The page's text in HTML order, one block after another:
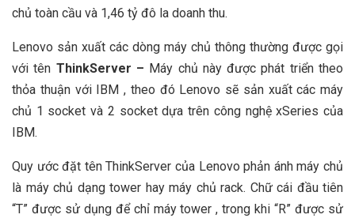
chủ toàn cầu và 1,46 tỷ đô la doanh thu.
Lenovo sản xuất các dòng máy chủ thông thường được gọi
với tên ThinkServer – Máy chủ này được phát triển theo
thỏa thuận với IBM , theo đó Lenovo sẽ sản xuất các máy
chủ 1 socket và 2 socket dựa trên công nghệ xSeries của
IBM.
Quy ước đặt tên ThinkServer của Lenovo phản ánh máy chủ
là máy chủ dạng tower hay máy chủ rack. Chữ cái đầu tiên
“T” được sử dụng để chỉ máy tower , trong khi “R” được sử